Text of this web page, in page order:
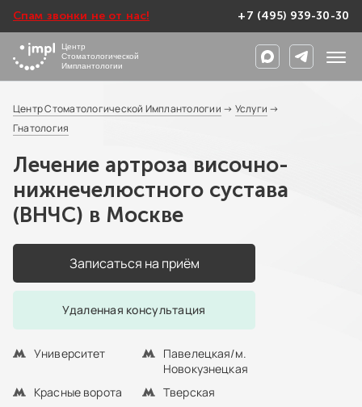
Спам звонки не от нас! +7 (495) 939-30-30
Центр
Стоматологической
Имплантологии
Центр Стоматологической Имплантологии → Услуги →
Гнатология
Лечение артроза височно-
нижнечелюстного сустава
(ВНЧС) в Москве
Записаться на приём
Удаленная консультация
Университет
Красные ворота
Павелецкая/м.
Новокузнецкая
Тверская